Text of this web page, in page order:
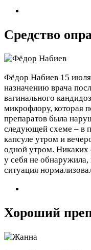
Средство
Фёдор Набиев 15
назначению врача
вагинального
микрофлору, которая
препаратов была
следующей схеме – в
капсуле утром и
одной утром. Никаких
у себя не
ситуация
Хороший